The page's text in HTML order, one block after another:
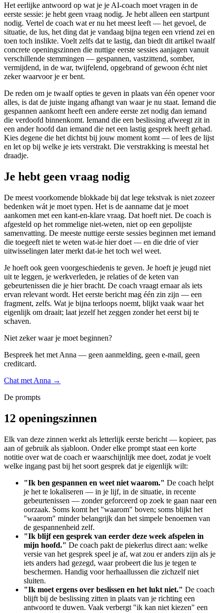
Het eerlijke antwoord op wat je je AI-coach moet vragen in de
eerste sessie: je hebt geen vraag nodig. Je hebt alleen een startpunt
nodig. Vertel de coach wat er nu het meest leeft — het gevoel, de
situatie, de lus, het ding dat je vandaag bijna tegen een vriend zei en
toen toch inslikte. Voelt zelfs dat te lastig, dan biedt dit artikel twaalf
concrete openingszinnen die nuttige eerste sessies aanjagen vanuit
verschillende stemmingen — gespannen, vastzittend, somber,
vermijdend, in de war, twijfelend, opgebrand of gewoon écht niet
zeker waarvoor je er bent.
De reden om je twaalf opties te geven in plaats van één opener voor
alles, is dat de juiste ingang afhangt van waar je nu staat. Iemand die
gespannen aankomt heeft een andere eerste zet nodig dan iemand
die verdoofd binnenkomt. Iemand die een beslissing afweegt zit in
een ander hoofd dan iemand die net een lastig gesprek heeft gehad.
Kies degene die het dichtst bij jouw moment komt — of lees de lijst
en let op bij welke je iets verstrakt. Die verstrakking is meestal het
draadje.
Je hebt geen vraag nodig
De meest voorkomende blokkade bij dat lege tekstvak is niet zozeer
bedenken wát je moet typen. Het is de aanname dat je moet
aankomen met een kant-en-klare vraag. Dat hoeft niet. De coach is
afgesteld op het rommelige niet-weten, niet op een gepolijste
samenvatting. De meeste nuttige eerste sessies beginnen met iemand
die toegeeft niet te weten wat-ie hier doet — en die drie of vier
uitwisselingen later merkt dat-ie het toch wel weet.
Je hoeft ook geen voorgeschiedenis te geven. Je hoeft je jeugd niet
uit te leggen, je werkverleden, je relaties of de keten van
gebeurtenissen die je hier bracht. De coach vraagt ernaar als iets
ervan relevant wordt. Het eerste bericht mag één zin zijn — een
fragment, zelfs. Wat je bijna terloops noemt, blijkt vaak waar het
eigenlijk om draait; laat jezelf het zeggen zonder het eerst bij te
schaven.
Niet zeker waar je moet beginnen?
Bespreek het met Anna — geen aanmelding, geen e-mail, geen
creditcard.
Chat met Anna →
De prompts
12 openingszinnen
Elk van deze zinnen werkt als letterlijk eerste bericht — kopieer, pas
aan of gebruik als sjabloon. Onder elke prompt staat een korte
notitie over wat de coach er waarschijnlijk mee doet, zodat je voelt
welke ingang past bij het soort gesprek dat je eigenlijk wilt:
"Ik ben gespannen en weet niet waarom." De coach helpt
je het te lokaliseren — in je lijf, in de situatie, in recente
gebeurtenissen — zonder geforceerd op zoek te gaan naar een
oorzaak. Soms komt het "waarom" boven; soms blijkt het
"waarom" minder belangrijk dan het simpele benoemen van
de gespannenheid zelf.
"Ik blijf een gesprek van eerder deze week afspelen in
mijn hoofd." De coach pakt de piekerlus direct aan: welke
versie van het gesprek speel je af, wat zou er anders zijn als je
iets anders had gezegd, waar probeert die lus je tegen te
beschermen. Handig voor herhaallussen die zichzelf niet
sluiten.
"Ik moet ergens over beslissen en het lukt niet." De coach
blijft bij de beslissing zitten in plaats van je richting een
antwoord te duwen. Vaak verbergt "ik kan niet kiezen" een